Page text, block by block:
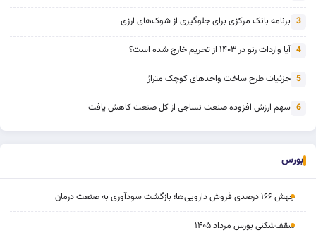
3 برنامه بانک مرکزی برای جلوگیری از شوک‌های ارزی
4 آیا واردات رنو در ۱۴۰۳ از تحریم خارج شده است؟
5 جزئیات طرح ساخت واحدهای کوچک متراژ
6 سهم ارزش افزوده صنعت نساجی از کل صنعت کاهش یافت
بورس
جهش ۱۶۶ درصدی فروش دارویی‌ها؛ بازگشت سودآوری به صنعت درمان
سقف‌شکنی بورس مرداد ۱۴۰۵